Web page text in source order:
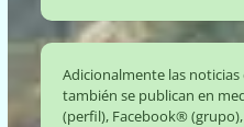
Adicionalmente las
también se publican en
(perfil), Facebook® (grupo),